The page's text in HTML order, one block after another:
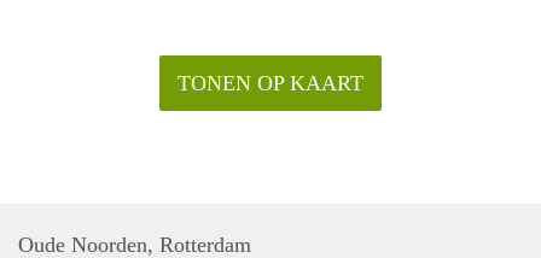
TONEN OP KAART
Oude Noorden, Rotterdam